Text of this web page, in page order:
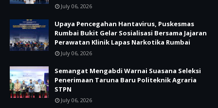
July 06, 2026
Upaya Pencegahan Hantavirus, Puskesmas
Rumbai Bukit Gelar Sosialisasi Bersama Jajaran
Perawatan Klinik Lapas Narkotika Rumbai
July 06, 2026
Semangat Mengabdi Warnai Suasana Seleksi
Penerimaan Taruna Baru Politeknik Agraria
STPN
July 06, 2026